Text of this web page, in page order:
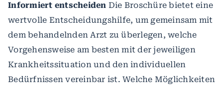
Informiert entscheiden Die Broschüre bietet eine
wertvolle Entscheidungshilfe, um gemeinsam mit
dem behandelnden Arzt zu überlegen, welche
Vorgehensweise am besten mit der jeweiligen
Krankheitssituation und den individuellen
Bedürfnissen vereinbar ist. Welche Möglichkeiten